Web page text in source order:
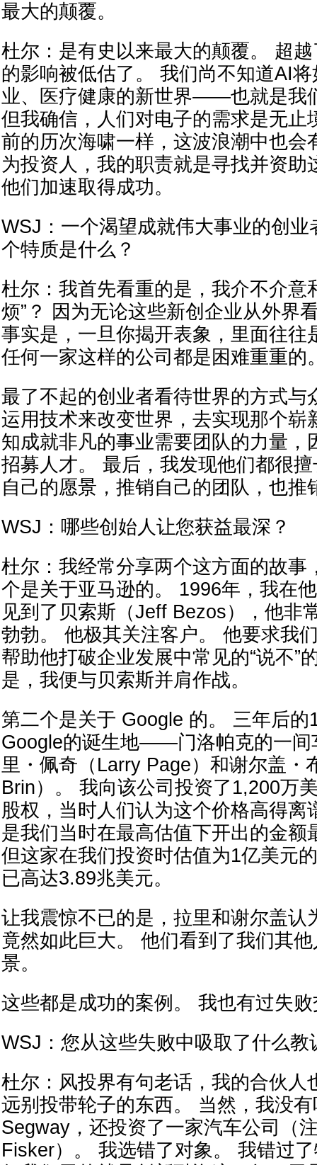
最大的颠覆。
杜尔：是有史以来最大的颠覆。 超
的影响被低估了。 我们尚不知道AI
业、医疗健康的新世界——也就是我
但我确信，人们对电子的需求是无止
前的历次海啸一样，这波浪潮中也会
为投资人，我的职责就是寻找并资助
他们加速取得成功。
WSJ：一个渴望成就伟大事业的创业
个特质是什么？
杜尔：我首先看重的是，我介不介意
烦”？ 因为无论这些新创企业从外界
事实是，一旦你揭开表象，里面往往
任何一家这样的公司都是困难重重的
最了不起的创业者看待世界的方式与
运用技术来改变世界，去实现那个崭
知成就非凡的事业需要团队的力量，
招募人才。 最后，我发现他们都很
自己的愿景，推销自己的团队，也推
WSJ：哪些创始人让您获益最深？
杜尔：我经常分享两个这方面的故事
个是关于亚马逊的。 1996年，我在
见到了贝索斯（Jeff Bezos），他非
勃勃。 他极其关注客户。 他要求我
帮助他打破企业发展中常见的“说不”
是，我便与贝索斯并肩作战。
第二个是关于 Google 的。 三年后的
Google的诞生地——门洛帕克的一间
里・佩奇（Larry Page）和谢尔盖・
Brin）。 我向该公司投资了1,200万
股权，当时人们认为这个价格高得离
是我们当时在最高估值下开出的金额
但这家在我们投资时估值为1亿美元
已高达3.89兆美元。
让我震惊不已的是，拉里和谢尔盖认
竟然如此巨大。 他们看到了我们其
景。
这些都是成功的案例。 我也有过失
WSJ：您从这些失败中吸取了什么教
杜尔：风投界有句老话，我的合伙人
远别投带轮子的东西。 当然，我没
Segway，还投资了一家汽车公司（
Fisker）。 我选错了对象。 我错过